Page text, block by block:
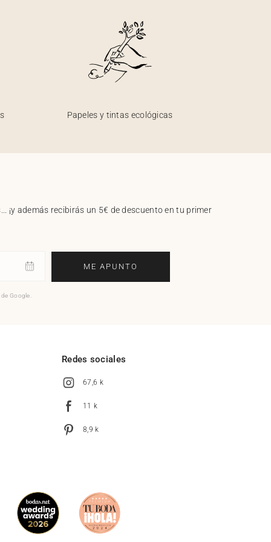
Papeles y tintas ecológicas
además recibirás un 5€ de descuento en tu primer
ME APUNTO
Google.
Redes sociales
67,6 k
11 k
8,9 k